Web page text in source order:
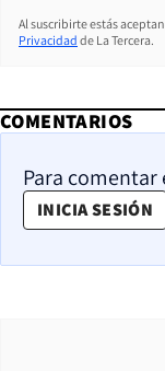
Al suscribirte estás
Privacidad de La Tercera.
COMENTARIOS
Para comentar
INICIA SESIÓN